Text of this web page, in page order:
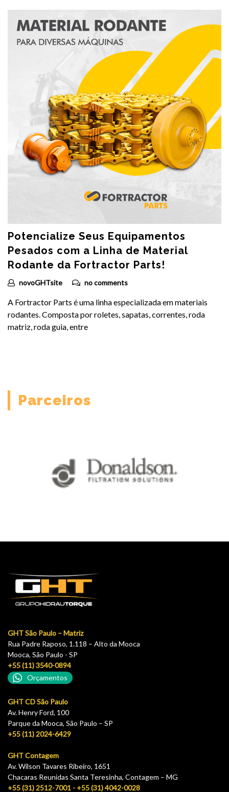
Fortractor Parts: A solução de peças
para máquinas pesadas
novoGHTsite no comments
Na Fortractor Parts, nossa missão é elevar sua operação a um
novo patamar de eficiência e confiabilidade, estamos
comprometidos em
Parceiros
GHT São Paulo – Matriz
Rua Padre Raposo, 1.118 – Alto da Mooca
Mooca, São Paulo - SP
+55 (11) 3540-0894
Orçamentos
GHT CD São Paulo
Av. Henry Ford, 100
Parque da Mooca, São Paulo – SP
+55 (11) 2024-6429
GHT Contagem
Av. Wilson Tavares Ribeiro, 1651
Chacaras Reunidas Santa Teresinha, Contagem – MG
+55 (31) 2512-7001 - +55 (31) 4042-0028